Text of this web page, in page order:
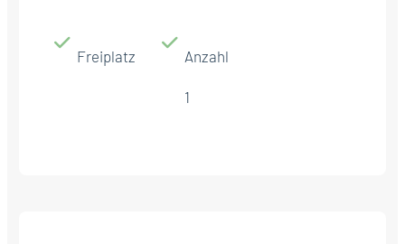
Freiplatz Anzahl
1